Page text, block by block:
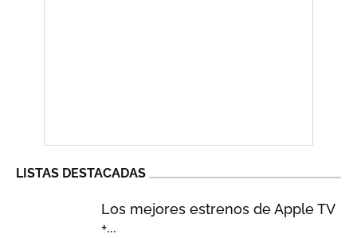
LISTAS DESTACADAS
Los mejores estrenos de Apple TV
+...